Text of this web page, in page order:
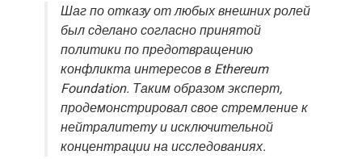
Шаг по отказу от любых внешних ролей
был сделано согласно принятой
политики по предотвращению
конфликта интересов в Ethereum
Foundation. Таким образом эксперт,
продемонстрировал свое стремление к
нейтралитету и исключительной
концентрации на исследованиях.